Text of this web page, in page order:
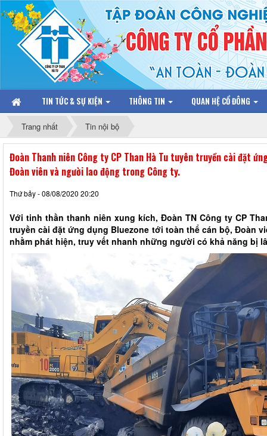
TIN TỨC & SỰ KIỆN THÔNG TIN QUAN HỆ CỔ ĐÔNG
Trang nhất Tin nội bộ
Đoàn Thanh niên Công ty CP Than Hà Tu tuyên truyền cài đặt
Đoàn viên và người lao động trong Công ty.
Thứ bảy - 08/08/2020 20:20
Với tinh thần thanh niên xung kích, Đoàn TN Công ty CP
truyền cài đặt ứng dụng Bluezone tới toàn thể cán bộ, Đoàn
nhằm phát hiện, truy vết nhanh những người có khả năng bị